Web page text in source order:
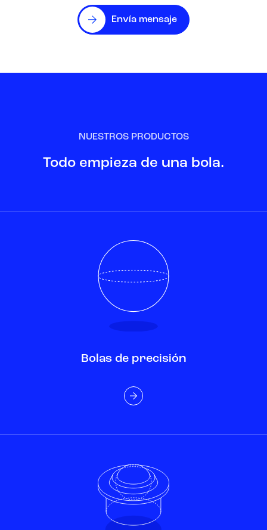
Envía mensaje
NUESTROS PRODUCTOS
Todo empieza de una bola.
Bolas de precisión